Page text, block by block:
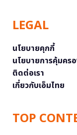
LEGAL
นโยบายคุกกี้
นโยบายการคุ้มคร
ติดต่อเรา
เกี่ยวกับเอ็มไทย
TOP